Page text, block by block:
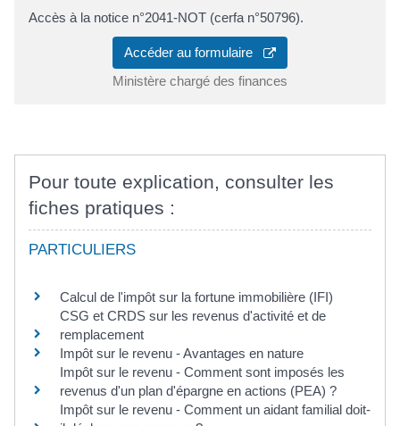
Accès à la notice n°2041-NOT (cerfa n°50796).
Accéder au formulaire
Ministère chargé des finances
Pour toute explication, consulter les
fiches pratiques :
PARTICULIERS
Calcul de l'impôt sur la fortune immobilière (IFI)
CSG et CRDS sur les revenus d'activité et de
remplacement
Impôt sur le revenu - Avantages en nature
Impôt sur le revenu - Comment sont imposés les
revenus d'un plan d'épargne en actions (PEA) ?
Impôt sur le revenu - Comment un aidant familial doit-